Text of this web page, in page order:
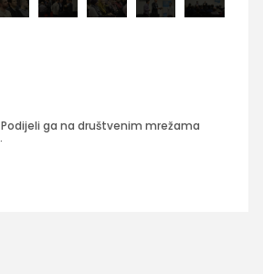
ga na društvenim mrežama